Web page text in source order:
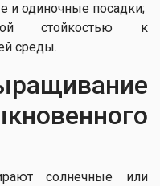
и одиночные посадки;
стойкостью к
среды.
солнечные или